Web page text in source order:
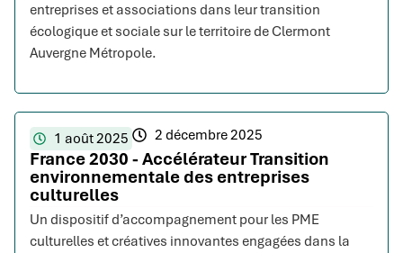
entreprises et associations dans leur transition
écologique et sociale sur le territoire de Clermont
Auvergne Métropole.
1 août 2025 2 décembre 2025
France 2030 - Accélérateur Transition
environnementale des entreprises
culturelles
Un dispositif d’accompagnement pour les PME
culturelles et créatives innovantes engagées dans la